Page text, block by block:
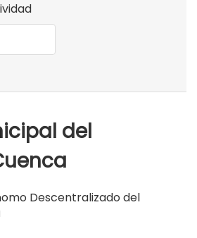
del
Descentralizado del